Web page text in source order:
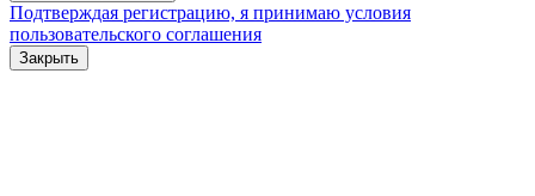
Подтверждая регистрацию, я принимаю условия
пользовательского соглашения
Закрыть